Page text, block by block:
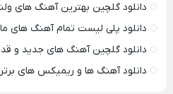
دانلود گلچین بهترین آهنگ های
دانلود پلی لیست تمام آهنگ های
دانلود گلچین آهنگ های جدید و
دانلود آهنگ ها و ریمیکس های برتر